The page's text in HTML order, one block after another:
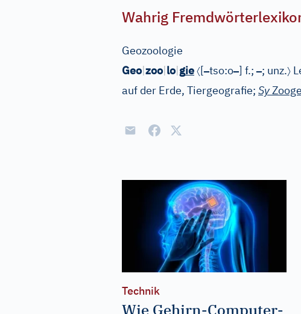
Wahrig
Geozoologie
Geo|zoo|lo|gie〈[–tso:o–] f.;–; unz.〉
auf der Erde, Tiergeografie; Sy
Technik
Wie Gehirn-Computer-